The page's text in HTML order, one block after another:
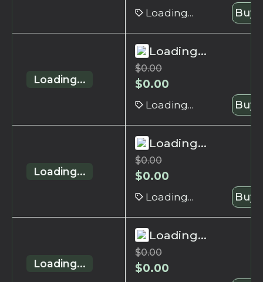
Loading... Buy
Loading...
Loading...
$0.00
$0.00
Loading... Buy
Loading...
Loading...
$0.00
$0.00
Loading... Buy
Loading...
Loading...
$0.00
$0.00